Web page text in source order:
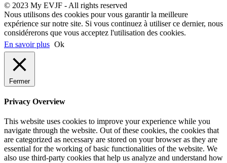
© 2023 My EVJF - All rights reserved
Nous utilisons des cookies pour vous garantir la meilleure
expérience sur notre site. Si vous continuez à utiliser ce dernier, nous
considérerons que vous acceptez l'utilisation des cookies.
En savoir plus Ok
Fermer
Privacy Overview
This website uses cookies to improve your experience while you
navigate through the website. Out of these cookies, the cookies that
are categorized as necessary are stored on your browser as they are
essential for the working of basic functionalities of the website. We
also use third-party cookies that help us analyze and understand how